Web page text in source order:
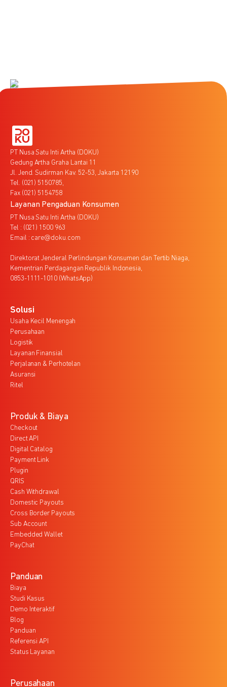
PT Nusa Satu Inti Artha (DOKU)
Gedung Artha Graha Lantai 11
Jl. Jend. Sudirman Kav. 52-53, Jakarta 12190
Tel. (021) 5150785,
Fax (021) 5154758
Layanan Pengaduan Konsumen
PT Nusa Satu Inti Artha (DOKU)
Tel : (021) 1500 963
Email : care@doku.com
Direktorat Jenderal Perlindungan Konsumen dan Tertib Niaga,
Kementrian Perdagangan Republik Indonesia,
0853-1111-1010 (WhatsApp)
Solusi
Usaha Kecil Menengah
Perusahaan
Logistik
Layanan Finansial
Perjalanan & Perhotelan
Asuransi
Ritel
Produk & Biaya
Checkout
Direct API
Digital Catalog
Payment Link
Plugin
QRIS
Cash Withdrawal
Domestic Payouts
Cross Border Payouts
Sub Account
Embedded Wallet
PayChat
Panduan
Biaya
Studi Kasus
Demo Interaktif
Blog
Panduan
Referensi API
Status Layanan
Perusahaan